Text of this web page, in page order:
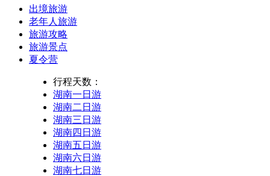
出境旅游
老年人旅游
旅游攻略
旅游景点
夏令营
行程天数：
湖南一日游
湖南二日游
湖南三日游
湖南四日游
湖南五日游
湖南六日游
湖南七日游